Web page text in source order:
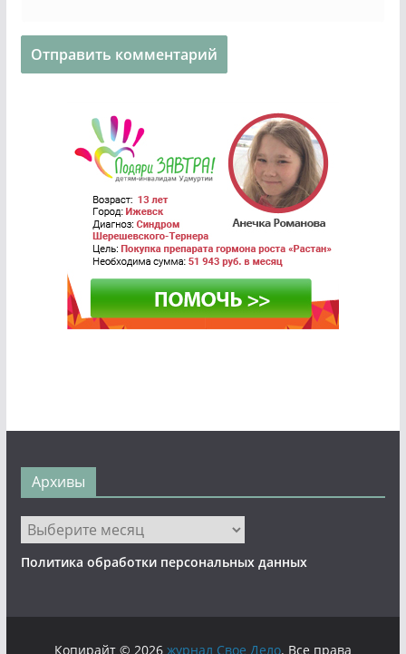
Архивы
Архивы
Политика обработки персональных данных
Копирайт © 2026 журнал Свое Дело. Все права